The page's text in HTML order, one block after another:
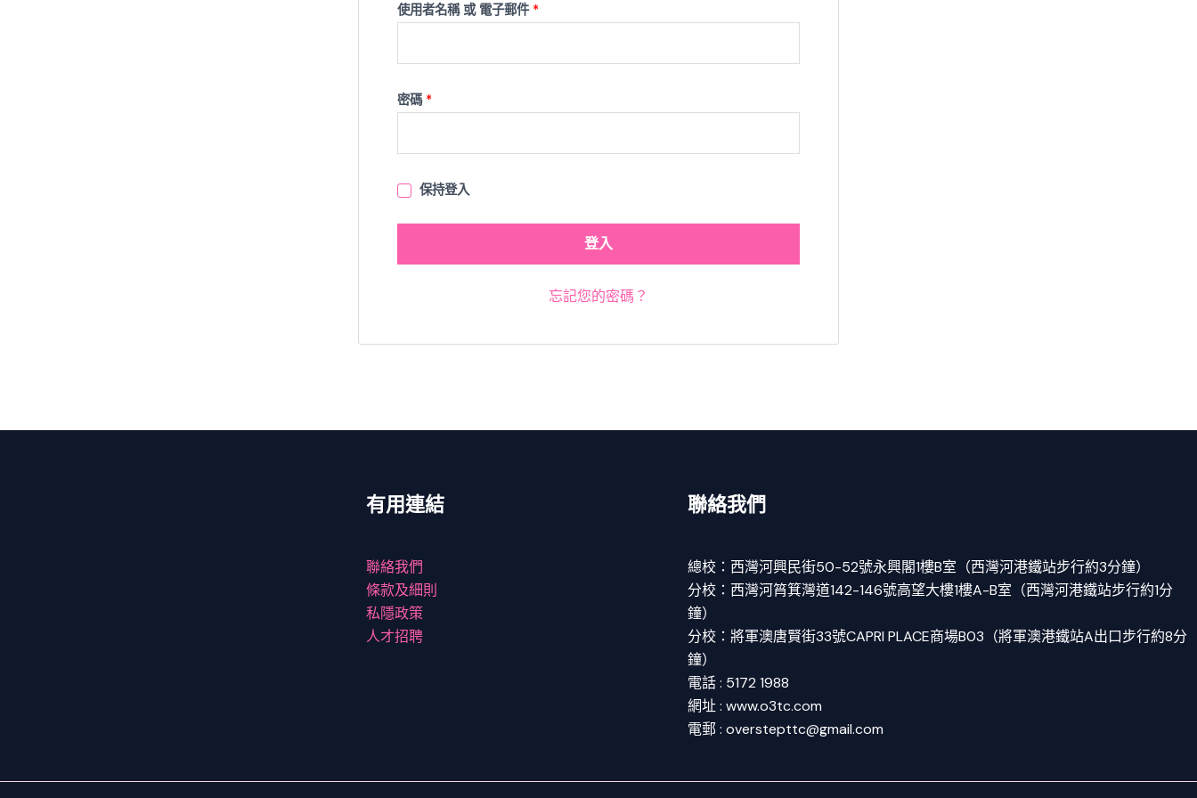
使用者名稱 或 電子郵件 *
密碼 *
保持登入
登入
忘記您的密碼？
有用連結
聯絡我們
條款及細則
私隱政策
人才招聘
聯絡我們
總校：西灣河興民街50-52號永興閣1樓B室（西灣河港鐵站步行約3分鐘）
分校：西灣河筲箕灣道142-146號高望大樓1樓A-B室（西灣河港鐵站步行約1分
鐘）
分校：將軍澳唐賢街33號CAPRI PLACE商場B03（將軍澳港鐵站A出口步行約8分
鐘）
電話 : 5172 1988
網址 : www.o3tc.com
電郵 : overstepttc@gmail.com